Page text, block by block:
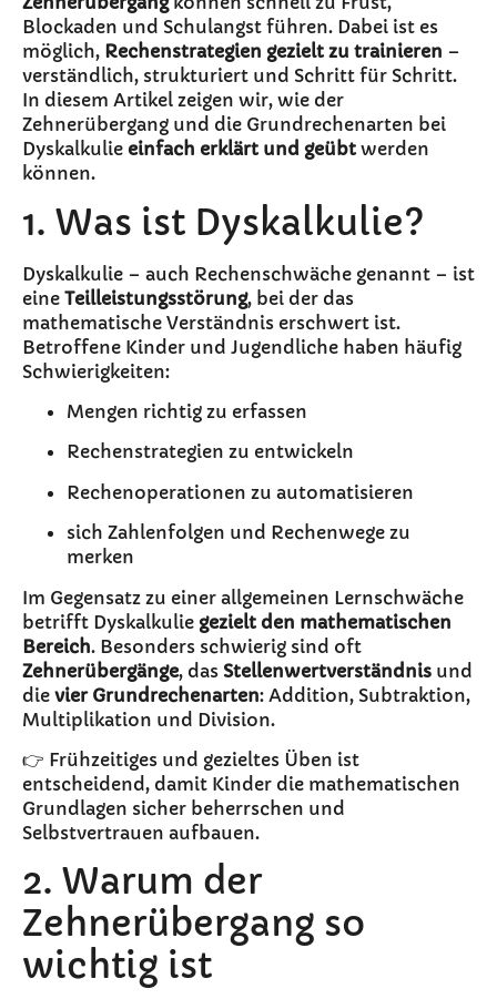
Blockaden und Schulangst führen. Dabei ist es
möglich, Rechenstrategien gezielt zu trainieren –
verständlich, strukturiert und Schritt für Schritt.
In diesem Artikel zeigen wir, wie der
Zehnerübergang und die Grundrechenarten bei
Dyskalkulie einfach erklärt und geübtwerden
können.
1. Was ist Dyskalkulie?
Dyskalkulie – auch Rechenschwäche genannt – ist
eine Teilleistungsstörung, bei der das
mathematische Verständnis erschwert ist.
Betroffene Kinder und Jugendliche haben häufig
Schwierigkeiten:
Mengen richtig zu erfassen
Rechenstrategien zu entwickeln
Rechenoperationen zu automatisieren
sich Zahlenfolgen und Rechenwege zu
merken
Im Gegensatz zu einer allgemeinen Lernschwäche
betrifft Dyskalkulie gezielt den mathematischen
Bereich. Besonders schwierig sind oft
Zehnerübergänge, das Stellenwertverständnis und
die vier Grundrechenarten: Addition, Subtraktion,
Multiplikation und Division.
👉 Frühzeitiges und gezieltes Üben ist
entscheidend, damit Kinder die mathematischen
Grundlagen sicher beherrschen und
Selbstvertrauen aufbauen.
2. Warum der
Zehnerübergang so
wichtig ist